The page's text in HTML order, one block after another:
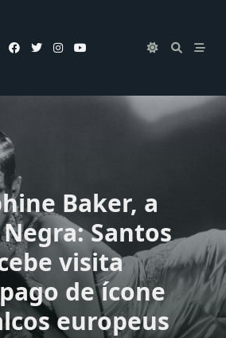
Baker, a
Santos
visita
de ícone
europeus